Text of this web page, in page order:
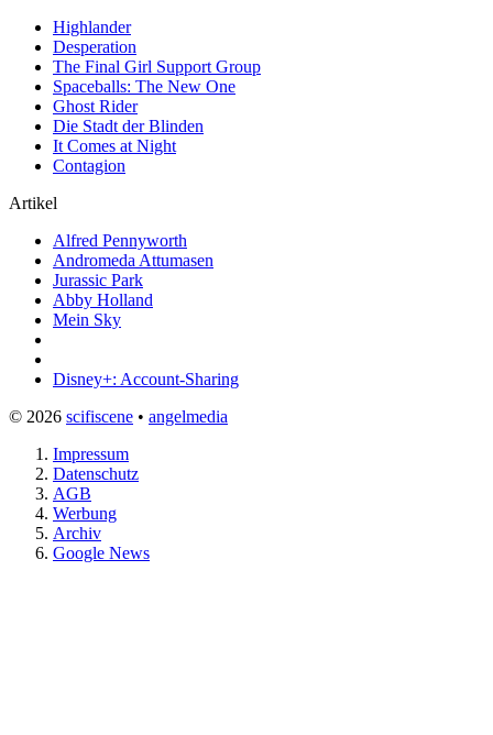
Highlander
Desperation
The Final Girl Support Group
Spaceballs: The New One
Ghost Rider
Die Stadt der Blinden
It Comes at Night
Contagion
Artikel
Alfred Pennyworth
Andromeda Attumasen
Jurassic Park
Abby Holland
Mein Sky
Disney+: Account-Sharing
© 2026 scifiscene • angelmedia
Impressum
Datenschutz
AGB
Werbung
Archiv
Google News